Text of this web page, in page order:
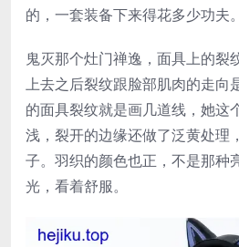
的，一套装备下来得花多少功夫。
鬼灭那个灶门禅逸，面具上的裂
上去之后裂纹跟脸部肌肉的走向
的面具裂纹就是画几道线，她这
浅，裂开的边缘还做了泛黄处理
子。羽织的颜色也正，不是那种
光，看着舒服。